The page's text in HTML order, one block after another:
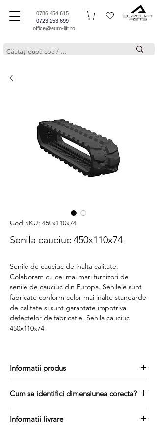
0786.454.615
0723.253.699
office@euro-lift.ro
Cod SKU: 450x110x74
Senila cauciuc 450x110x74
Senile de cauciuc de inalta calitate.
Colaboram cu cei mai mari furnizori de
senile de cauciuc din Europa. Senilele sunt
fabricate conform celor mai inalte standarde
de calitate si sunt garantate impotriva
defectelor de fabricatie. Senila cauciuc
450x110x74
Informatii produs
livrare
Disponibilitate : stoc
Produs aftermarket
Cum sa identifici dimensiunea corecta?
cauciuc, urmati acesti trei pasi simpli:
Informatii livrare